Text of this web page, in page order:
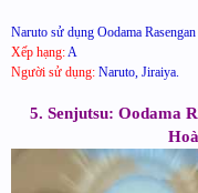
Naruto sử dụng Oodama
Xếp hạng:A
Người sử dụng: Naruto, Jiraiya.
5. Senjutsu: Oodama